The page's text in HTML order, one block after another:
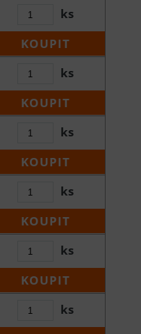
ks
KOUPIT
ks
KOUPIT
ks
KOUPIT
ks
KOUPIT
ks
KOUPIT
ks